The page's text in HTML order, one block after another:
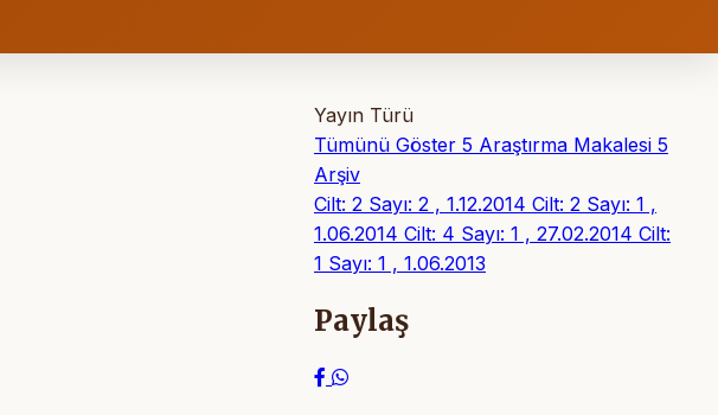
Yayın Türü
Tümünü Göster 5 Araştırma Makalesi 5
Arşiv
Cilt: 2 Sayı: 2 , 1.12.2014 Cilt: 2 Sayı: 1 ,
1.06.2014 Cilt: 4 Sayı: 1 , 27.02.2014 Cilt:
1 Sayı: 1 , 1.06.2013
Paylaş